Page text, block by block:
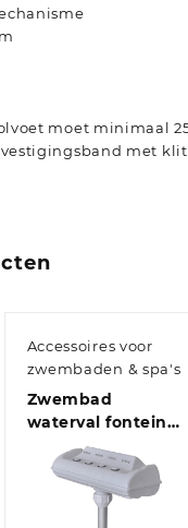
moet minimaal
met
Accessoires voor
zwembaden & spa's
Zwembad
waterval fontein
met LED